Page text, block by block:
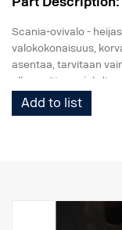
Scania-ovivalo -
valokokonaisuus,
asentaa, tarvitaan
alkuperäiseen
Huomaa. Sopii vain
Add to list